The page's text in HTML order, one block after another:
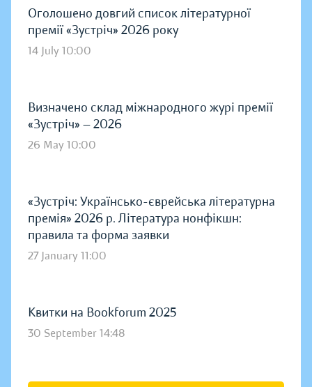
Оголошено довгий список літературної
премії «Зустріч» 2026 року
14 July 10:00
Визначено склад міжнародного журі премії
«Зустріч» — 2026
26 May 10:00
«Зустріч: Українсько-єврейська літературна
премія» 2026 р. Література нонфікшн:
правила та форма заявки
27 January 11:00
Квитки на Bookforum 2025
30 September 14:48